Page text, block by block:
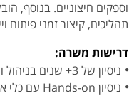
תהליכים, קיצור זמני פיתוח
דרישות משרה:
ניסיון של 3+ שנים בניהול והובלת צוותים טכנולוגיים – חובה